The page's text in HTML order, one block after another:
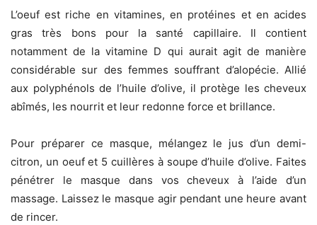
L’oeuf est riche en vitamines, en protéines et en acides
gras très bons pour la santé capillaire. Il contient
notamment de la vitamine D qui aurait agit de manière
considérable sur des femmes souffrant d’alopécie. Allié
aux polyphénols de l’huile d’olive, il protège les cheveux
abîmés, les nourrit et leur redonne force et brillance.
Pour préparer ce masque, mélangez le jus d’un demi-
citron, un oeuf et 5 cuillères à soupe d’huile d’olive. Faites
pénétrer le masque dans vos cheveux à l’aide d’un
massage. Laissez le masque agir pendant une heure avant
de rincer.